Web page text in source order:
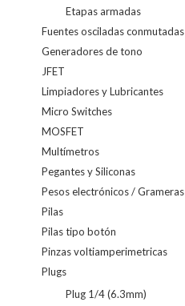
Etapas armadas
Fuentes osciladas conmutadas
Generadores de tono
JFET
Limpiadores y Lubricantes
Micro Switches
MOSFET
Multímetros
Pegantes y Siliconas
Pesos electrónicos / Grameras
Pilas
Pilas tipo botón
Pinzas voltiamperimetricas
Plugs
Plug 1/4 (6.3mm)